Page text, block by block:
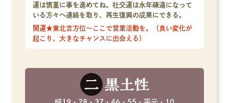
運は慎重に事を進めてね。社交運は永年疎遠になって
いる方々へ連絡を取り、再生復興の成果にできる。
開運★東北吉方位～ここで営業活動を。（良い変化が
起こり、大きなチャンスに出会える）